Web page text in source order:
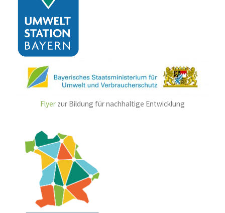
Flyer zur Bildung für nachhaltige Entwicklung